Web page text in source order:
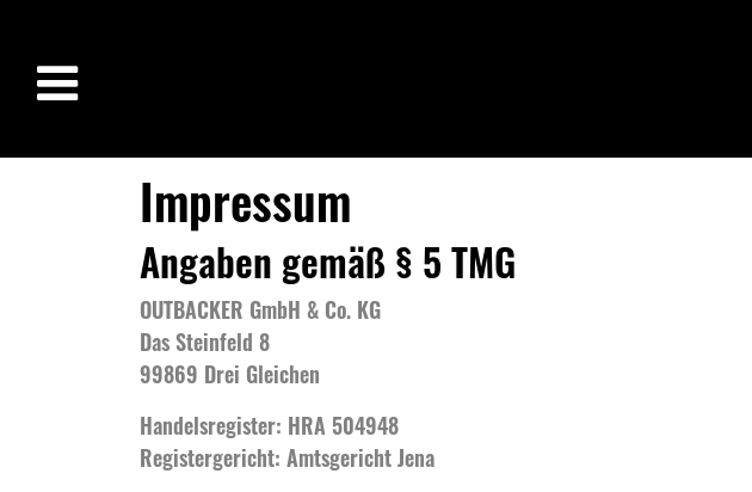
Impressum
Angaben gemäß § 5 TMG
OUTBACKER GmbH & Co. KG
Das Steinfeld 8
99869 Drei Gleichen
Handelsregister: HRA 504948
Registergericht: Amtsgericht Jena